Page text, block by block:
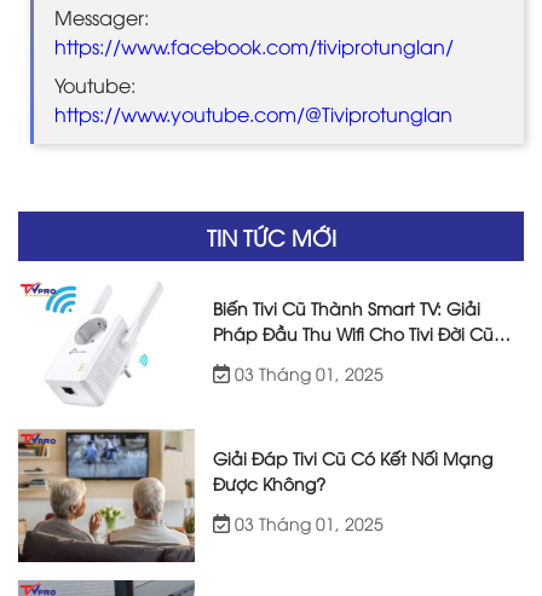
Messager:
https://www.facebook.com/tiviprotunglan/
Youtube:
https://www.youtube.com/@Tiviprotunglan
TIN TỨC MỚI
Biến Tivi Cũ Thành Smart TV: Giải
Pháp Đầu Thu Wifi Cho Tivi Đời Cũ
03 Tháng 01, 2025
Giải Đáp Tivi Cũ Có Kết Nối Mạng
Được Không?
03 Tháng 01, 2025